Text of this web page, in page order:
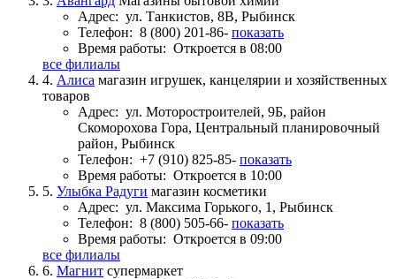
Адрес: ул. Танкистов, 8В, Рыбинск
Телефон: 8 (800) 201-86- показать
Время работы: Откроется в 08:00
все филиалы
4. Алиса магазин игрушек, канцелярии и хозяйственных
товаров
Адрес: ул. Моторостроителей, 9Б, район
Скоморохова Гора, Центральный планировочный
район, Рыбинск
Телефон: +7 (910) 825-85- показать
Время работы: Откроется в 10:00
5. Улыбка Радуги магазин косметики
Адрес: ул. Максима Горького, 1, Рыбинск
Телефон: 8 (800) 505-66- показать
Время работы: Откроется в 09:00
все филиалы
6. Магнит супермаркет